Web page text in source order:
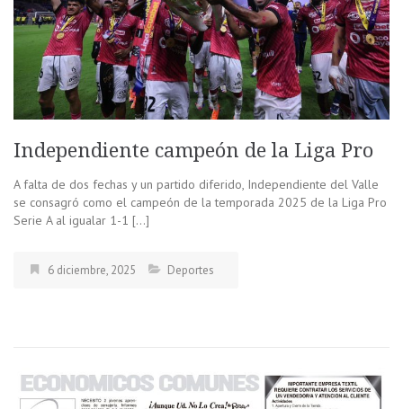
Independiente campeón de la Liga Pro
A falta de dos fechas y un partido diferido, Independiente del Valle
se consagró como el campeón de la temporada 2025 de la Liga Pro
Serie A al igualar 1-1 […]
6 diciembre, 2025 Deportes